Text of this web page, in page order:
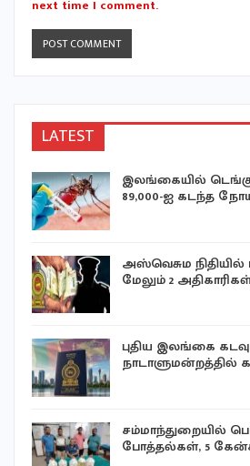
next time I comment.
LATEST
இலங்கையில் டெங்கு
89,000-ஐ கடந்த
அஸ்வெசும நிதியில்
மேலும் 2
புதிய இலங்கை
நாடாளுமன்றத்தில்
சம்மாந்துறையில்
போத்தல்கள், 5